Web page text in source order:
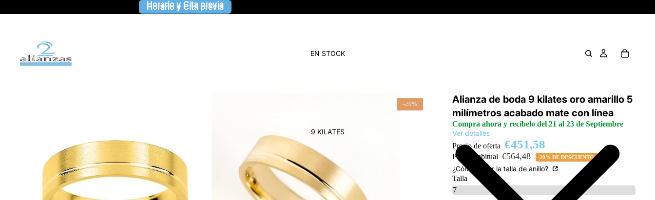
Horario y Cita previa
Horario y Cita previa
EN STOCK
9 KILATES
-20%
Alianza de boda 9 kilates oro amarillo 5
milímetros acabado mate con línea
Compra ahora y recíbelo del 21 al 23 de Septiembre
Ver detalles
Precio de oferta €451,58
Precio habitual €564,48 20% DE DESCUENTO
¿Cómo saber la talla de anillo?
Talla